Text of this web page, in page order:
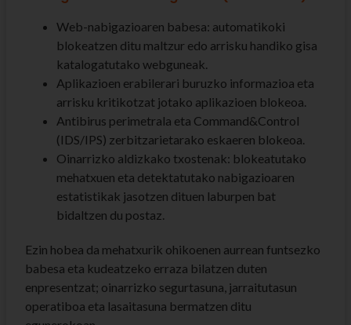
Web-nabigazioaren babesa: automatikoki
blokeatzen ditu maltzur edo arrisku handiko gisa
katalogatutako webguneak.
Aplikazioen erabilerari buruzko informazioa eta
arrisku kritikotzat jotako aplikazioen blokeoa.
Antibirus perimetrala eta Command&Control
(IDS/IPS) zerbitzarietarako eskaeren blokeoa.
Oinarrizko aldizkako txostenak: blokeatutako
mehatxuen eta detektatutako nabigazioaren
estatistikak jasotzen dituen laburpen bat
bidaltzen du postaz.
Ezin hobea da mehatxurik ohikoenen aurrean funtsezko
babesa eta kudeatzeko erraza bilatzen duten
enpresentzat; oinarrizko segurtasuna, jarraitutasun
operatiboa eta lasaitasuna bermatzen ditu